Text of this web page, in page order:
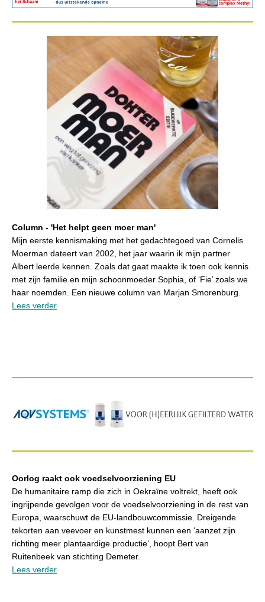
Column - 'Het helpt geen moer man'
Mijn eerste kennismaking met het gedachtegoed van Cornelis
Moerman dateert van 2002, het jaar waarin ik mijn partner
Albert leerde kennen. Zoals dat gaat maakte ik toen ook kennis
met zijn familie en mijn schoonmoeder Sophia, of ‘Fie’ zoals we
haar noemden. Een nieuwe column van Marjan Smorenburg.
Lees verder
Oorlog raakt ook voedselvoorziening EU
De humanitaire ramp die zich in Oekraïne voltrekt, heeft ook
ingrijpende gevolgen voor de voedselvoorziening in de rest van
Europa, waarschuwt de EU-landbouwcommissie. Dreigende
tekorten aan veevoer en kunstmest kunnen een ‘aanzet zijn
richting meer plantaardige productie’, hoopt Bert van
Ruitenbeek van stichting Demeter.
Lees verder